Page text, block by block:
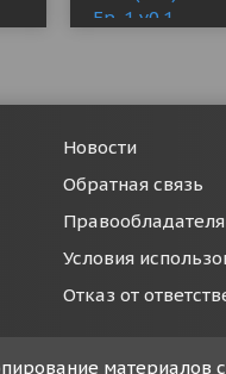
Новости
Обратная связь
Условия
Отказ от
материалов